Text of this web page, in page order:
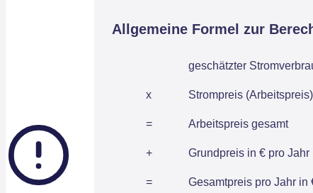
Allgemeine Formel zur
geschätzter
x Strompreis
= Arbeitspreis gesamt
+ Grundpreis in € pro Jahr
= Gesamtpreis pro Jahr in